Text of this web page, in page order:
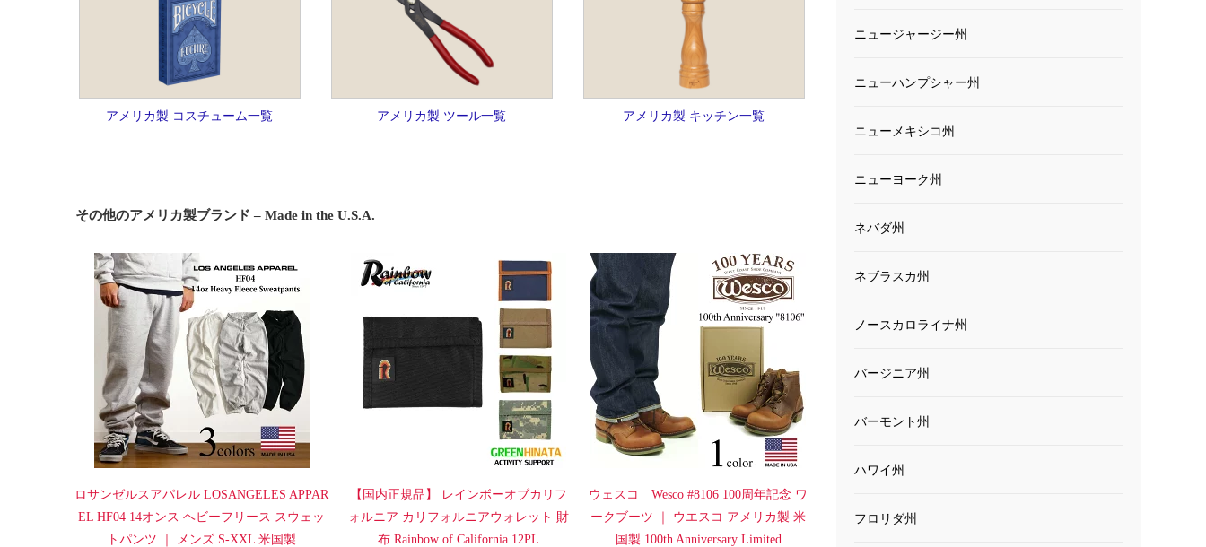
アメリカ製 コスチューム一覧 アメリカ製 ツール一覧 アメリカ製 キッチン一覧
その他のアメリカ製ブランド – Made in the U.S.A.
ロサンゼルスアパレル LOSANGELES APPAR
EL HF04 14オンス ヘビーフリース スウェッ
トパンツ ｜ メンズ S-XXL 米国製
【国内正規品】 レインボーオブカリフ
ォルニア カリフォルニアウォレット 財
布 Rainbow of California 12PL
ウェスコ Wesco #8106 100周年記念 ワ
ークブーツ ｜ ウエスコ アメリカ製 米
国製 100th Anniversary Limited
ニュージャージー州
ニューハンプシャー州
ニューメキシコ州
ニューヨーク州
ネバダ州
ネブラスカ州
ノースカロライナ州
バージニア州
バーモント州
ハワイ州
フロリダ州